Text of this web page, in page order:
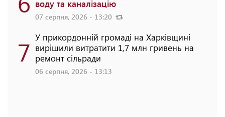
воду та каналізацію
07 серпня, 2026 - 13:20
7 У прикордонній громаді на Харківщині
вирішили витратити 1,7 млн гривень на
ремонт сільради
06 серпня, 2026 - 13:13